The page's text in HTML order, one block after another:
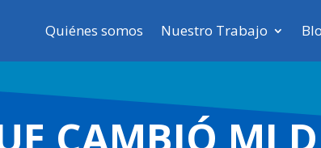
Quiénes somos Nuestro Trabajo